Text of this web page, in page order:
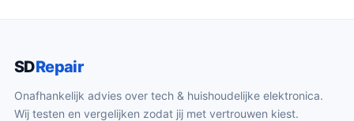
j
s
w
2
4
SDRepair
Onafhankelijk advies over tech & huishoudelijke elektronica.
Wij testen en vergelijken zodat jij met vertrouwen kiest.